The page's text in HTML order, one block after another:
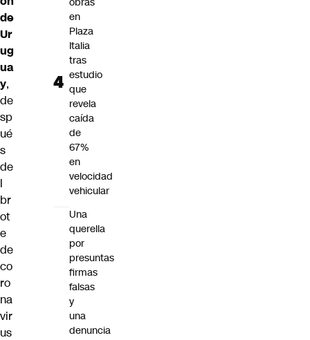
de
Ur
ug
ua
y,
de
sp
ué
s
de
l
br
ot
e
de
co
ro
na
vir
us
en
Plaza
Italia
tras
estudio
que
revela
caída
de
67%
en
velocidad
vehicular
Una
querella
por
presuntas
firmas
falsas
y
una
denuncia